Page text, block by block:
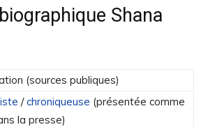
Shana
(sources publiques)
/chroniqueuse (présentée comme
la presse)